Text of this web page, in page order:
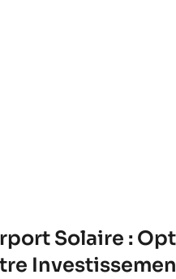
Solaire :